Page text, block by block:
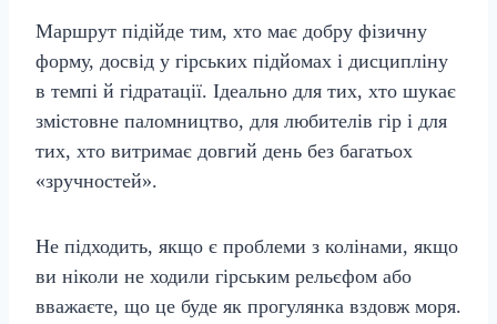
Маршрут підійде тим, хто має добру фізичну
форму, досвід у гірських підйомах і дисципліну
в темпі й гідратації. Ідеально для тих, хто шукає
змістовне паломництво, для любителів гір і для
тих, хто витримає довгий день без багатьох
«зручностей».
Не підходить, якщо є проблеми з колінами, якщо
ви ніколи не ходили гірським рельєфом або
вважаєте, що це буде як прогулянка вздовж моря.